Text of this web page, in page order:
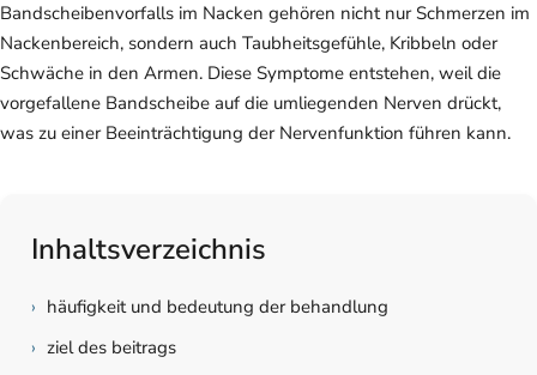
Bandscheibenvorfalls im Nacken gehören nicht nur Schmerzen im
Nackenbereich, sondern auch Taubheitsgefühle, Kribbeln oder
Schwäche in den Armen. Diese Symptome entstehen, weil die
vorgefallene Bandscheibe auf die umliegenden Nerven drückt,
was zu einer Beeinträchtigung der Nervenfunktion führen kann.
Inhaltsverzeichnis
› häufigkeit und bedeutung der behandlung
› ziel des beitrags